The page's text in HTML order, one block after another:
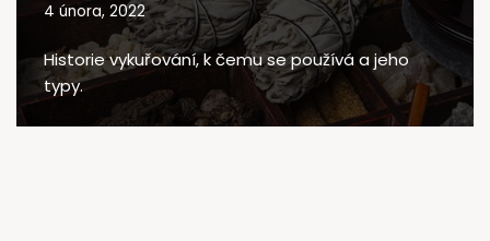
4 února, 2022
Historie vykuřování, k čemu se používá a jeho
typy.